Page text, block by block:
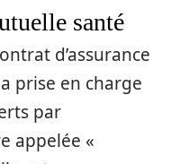
santé
d’assurance
prise en charge
par
appelée «